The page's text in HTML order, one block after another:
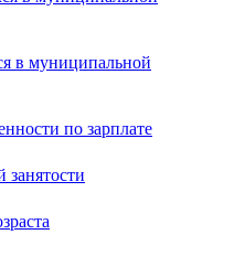
в муниципальной
по зарплате
занятости